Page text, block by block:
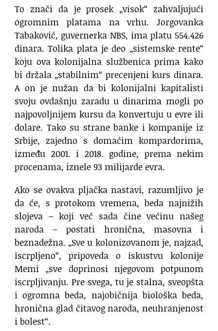
To znači da je prosek „visok“ zahvaljujući
ogromnim platama na vrhu. Jorgovanka
Tabaković, guvernerka NBS, ima platu 554.426
dinara. Tolika plata je deo „sistemske rente“
koju ova kolonijalna službenica prima kako
bi držala „stabilnim“ precenjeni kurs dinara.
A on je nužan da bi kolonijalni kapitalisti
svoju ovdašnju zaradu u dinarima mogli po
najpovoljnijem kursu da konvertuju u evre ili
dolare. Tako su strane banke i kompanije iz
Srbije, zajedno s domaćim kompardorima,
između 2001. i 2018. godine, prema nekim
procenama, iznele 93 milijarde evra.
Ako se ovakva pljačka nastavi, razumljivo je
da će, s protokom vremena, beda najnižih
slojeva – koji već sada čine većinu našeg
naroda – postati hronična, masovna i
beznadežna. „Sve u kolonizovanom je, najzad,
iscrpljeno“, pripoveda o iskustvu kolonije
Memi „sve doprinosi njegovom potpunom
iscrpljivanju. Pre svega, tu je stalna, sveopšta
i ogromna beda, najobičnija biološka beda,
hronična glad čitavog naroda, neuhranjenost
i bolest“.